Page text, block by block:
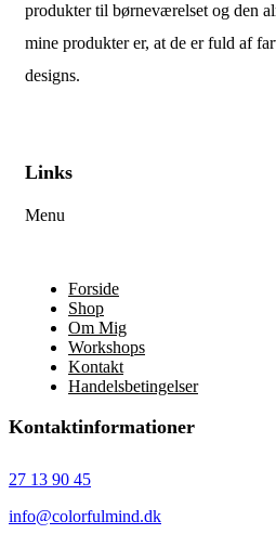
produkter til børneværelset og den
mine produkter er, at de er fuld af
designs.
Links
Menu
Forside
Shop
Om Mig
Workshops
Kontakt
Handelsbetingelser
Kontaktinformationer
27 13 90 45
info@colorfulmind.dk